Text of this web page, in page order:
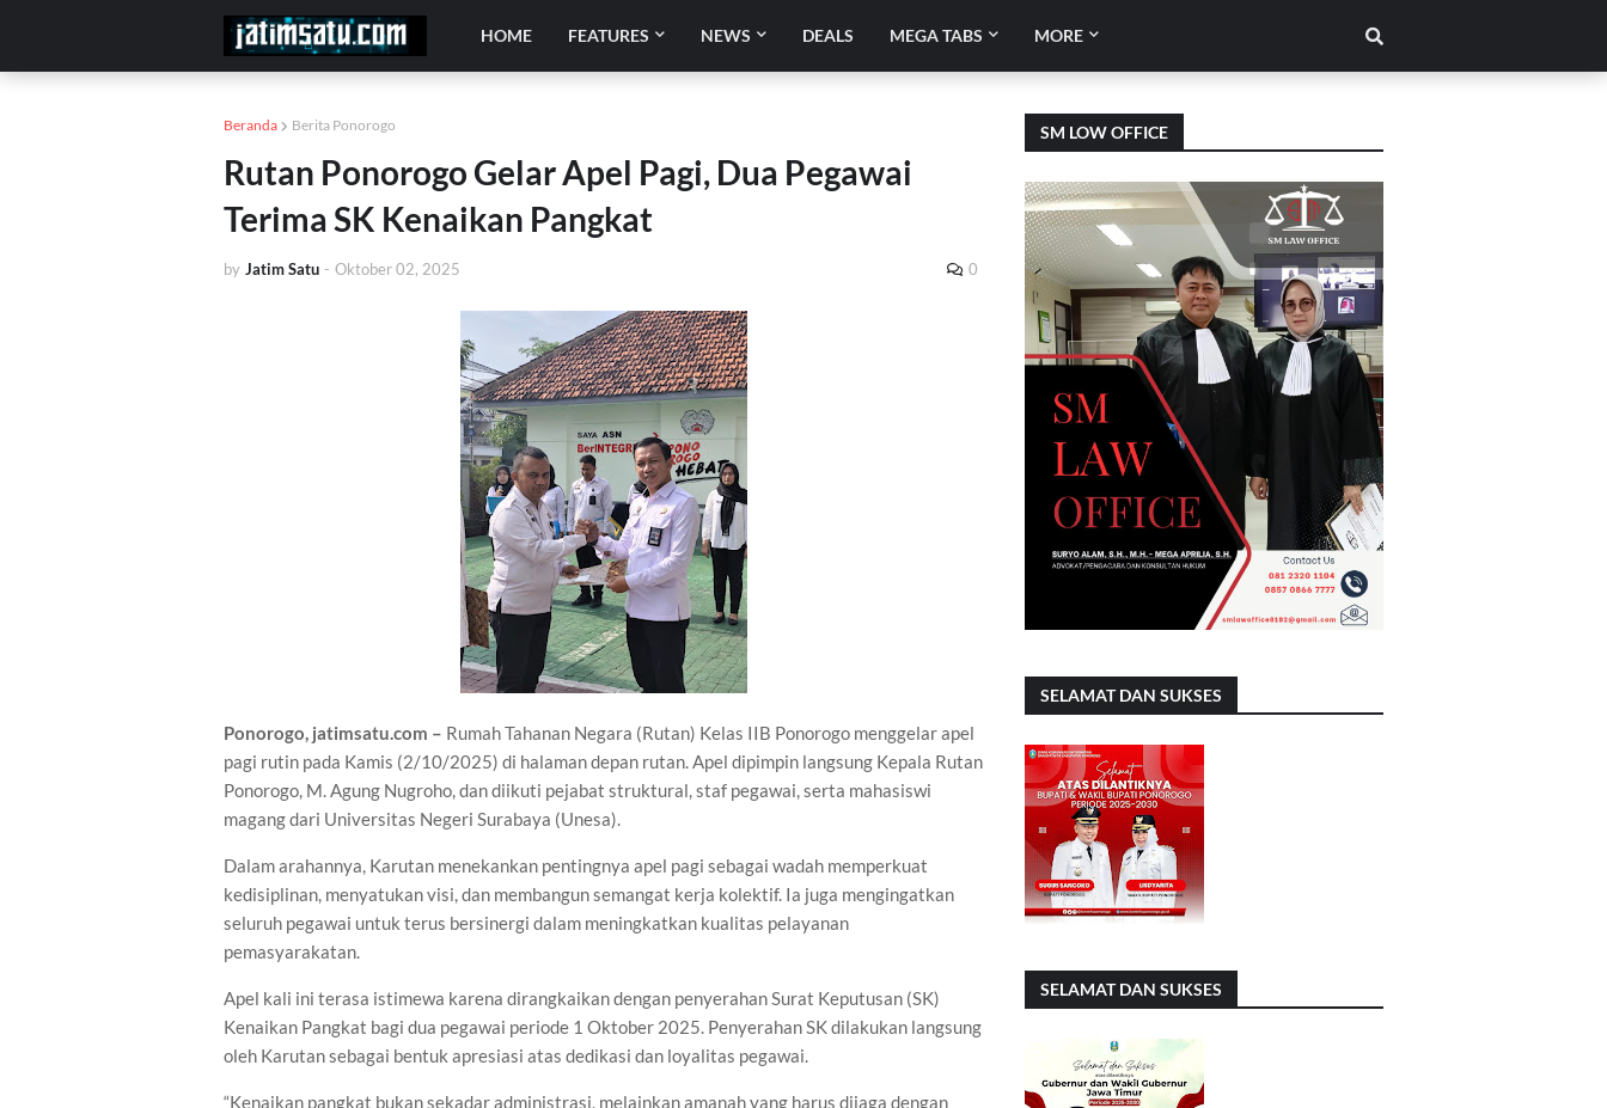
HOME FEATURES NEWS DEALS MEGA TABS MORE
Beranda Berita Ponorogo
Rutan Ponorogo Gelar Apel Pagi, Dua Pegawai
Terima SK Kenaikan Pangkat
by Jatim Satu - Oktober 02, 2025 0
Ponorogo, jatimsatu.com – Rumah Tahanan Negara (Rutan) Kelas IIB Ponorogo menggelar apel
pagi rutin pada Kamis (2/10/2025) di halaman depan rutan. Apel dipimpin langsung Kepala Rutan
Ponorogo, M. Agung Nugroho, dan diikuti pejabat struktural, staf pegawai, serta mahasiswi
magang dari Universitas Negeri Surabaya (Unesa).
Dalam arahannya, Karutan menekankan pentingnya apel pagi sebagai wadah memperkuat
kedisiplinan, menyatukan visi, dan membangun semangat kerja kolektif. Ia juga mengingatkan
seluruh pegawai untuk terus bersinergi dalam meningkatkan kualitas pelayanan
pemasyarakatan.
Apel kali ini terasa istimewa karena dirangkaikan dengan penyerahan Surat Keputusan (SK)
Kenaikan Pangkat bagi dua pegawai periode 1 Oktober 2025. Penyerahan SK dilakukan langsung
oleh Karutan sebagai bentuk apresiasi atas dedikasi dan loyalitas pegawai.
“Kenaikan pangkat bukan sekadar administrasi, melainkan amanah yang harus dijaga dengan
SM LOW OFFICE
SELAMAT DAN SUKSES
SELAMAT DAN SUKSES